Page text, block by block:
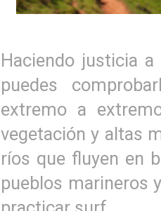
Haciendo justicia
puedes
extremo a
vegetación y altas
ríos que fluyen en
pueblos marineros